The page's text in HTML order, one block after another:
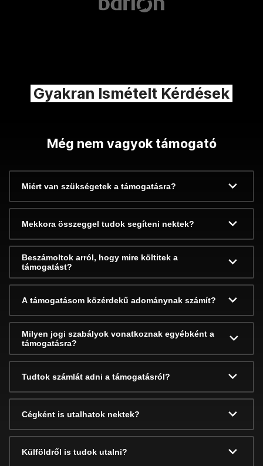
Gyakran Ismételt Kérdések
Még nem vagyok támogató
Miért van szükségetek a támogatásra?
Mekkora összeggel tudok segíteni nektek?
Beszámoltok arról, hogy mire költitek a
támogatást?
A támogatásom közérdekű adománynak számít?
Milyen jogi szabályok vonatkoznak egyébként a
támogatásra?
Tudtok számlát adni a támogatásról?
Cégként is utalhatok nektek?
Külföldről is tudok utalni?